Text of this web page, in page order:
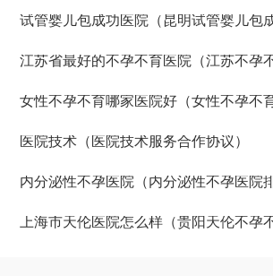
试管婴儿包成功医院（昆明试管婴儿包
江苏省最好的不孕不育医院（江苏不孕
女性不孕不育哪家医院好（女性不孕不
医院技术（医院技术服务合作协议）
内分泌性不孕医院（内分泌性不孕医院
上海市天伦医院怎么样（贵阳天伦不孕